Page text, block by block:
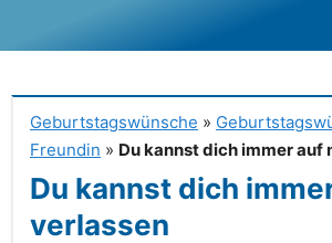
Inhalt
Geburtstagswünsche »
Freundin » Du kannst dich immer auf
Du kannst dich
verlassen